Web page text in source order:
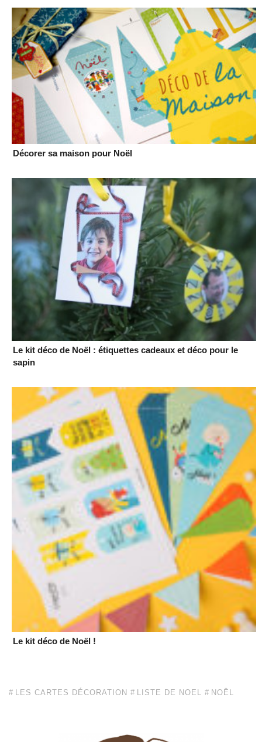
Décorer sa maison pour Noël
Le kit déco de Noël : étiquettes cadeaux et déco pour le
sapin
Le kit déco de Noël !
LES CARTES DÉCORATION LISTE DE NOEL NOËL